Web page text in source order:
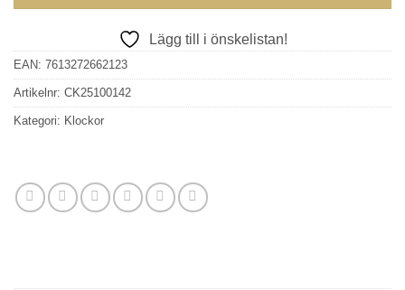
Lägg till i önskelistan!
EAN: 7613272662123
Artikelnr: CK25100142
Kategori: Klockor